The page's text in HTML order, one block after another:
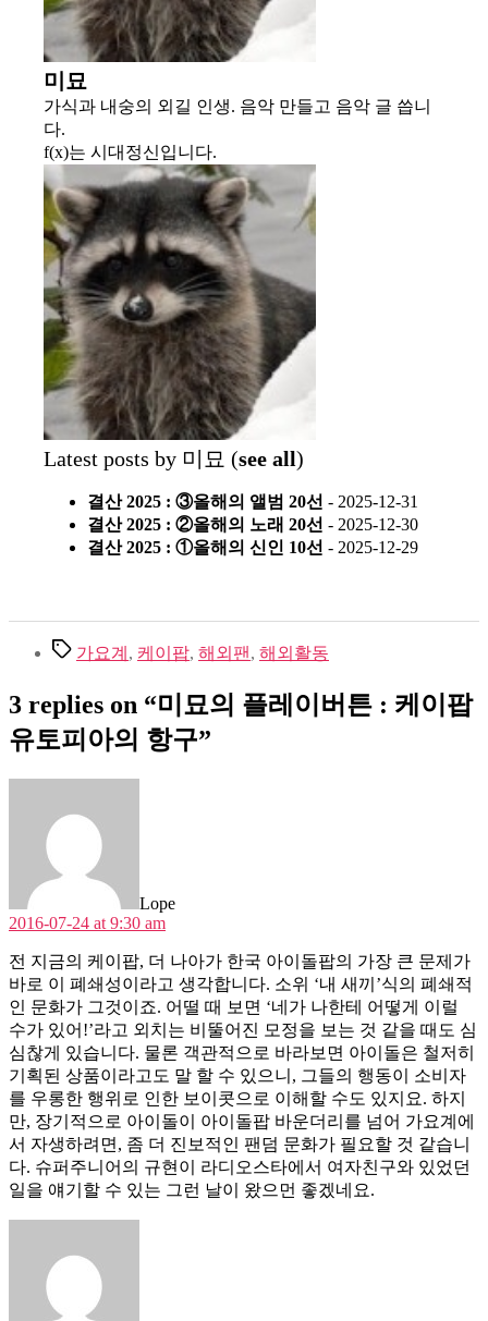
미묘
가식과 내숭의 외길 인생. 음악 만들고 음악 글 씁니
다.
f(x)는 시대정신입니다.
Latest posts by 미묘 (see all)
결산 2025 : ③올해의 앨범 20선 - 2025-12-31
결산 2025 : ②올해의 노래 20선 - 2025-12-30
결산 2025 : ①올해의 신인 10선 - 2025-12-29
Tags가요계 , 케이팝, 해외팬, 해외활동
3 replies on “미묘의 플레이버튼 : 케이팝
유토피아의 항구”
Lope
2016-07-24 at 9:30 am
전 지금의 케이팝, 더 나아가 한국 아이돌팝의 가장 큰 문제가
바로 이 폐쇄성이라고 생각합니다. 소위 ‘내 새끼’식의 폐쇄적
인 문화가 그것이죠. 어떨 때 보면 ‘네가 나한테 어떻게 이럴
수가 있어!’라고 외치는 비뚤어진 모정을 보는 것 같을 때도 심
심찮게 있습니다. 물론 객관적으로 바라보면 아이돌은 철저히
기획된 상품이라고도 말 할 수 있으니, 그들의 행동이 소비자
를 우롱한 행위로 인한 보이콧으로 이해할 수도 있지요. 하지
만, 장기적으로 아이돌이 아이돌팝 바운더리를 넘어 가요계에
서 자생하려면, 좀 더 진보적인 팬덤 문화가 필요할 것 같습니
다. 슈퍼주니어의 규현이 라디오스타에서 여자친구와 있었던
일을 얘기할 수 있는 그런 날이 왔으먼 좋겠네요.